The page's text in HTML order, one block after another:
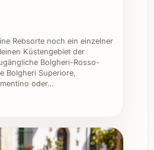
Vindel 2022 kommt
Baixas in Galicien, im
– bekannt für
Weine.
ist geprägt von
Rebsorte noch ein einzelner
Küstengebiet der
Bolgheri-Rosso-
Bolgheri Superiore,
oder…